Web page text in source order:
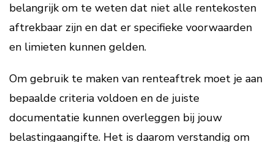
belangrijk om te weten dat niet alle rentekosten
aftrekbaar zijn en dat er specifieke voorwaarden
en limieten kunnen gelden.
Om gebruik te maken van renteaftrek moet je aan
bepaalde criteria voldoen en de juiste
documentatie kunnen overleggen bij jouw
belastingaangifte. Het is daarom verstandig om